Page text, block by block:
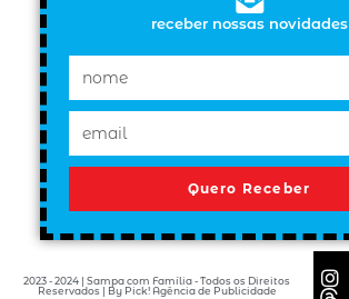
receber nossas novidades
Quero Receber
2023 - 2024 | Sampa com Família - Todos os Direitos
Reservados | By Pick! Agência de Publicidade